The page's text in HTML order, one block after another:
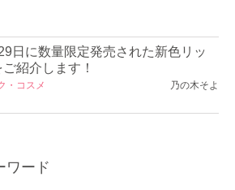
日に数量限定発売された新色リッ
ご紹介します！
・コスメ 乃の木そよ
ワード